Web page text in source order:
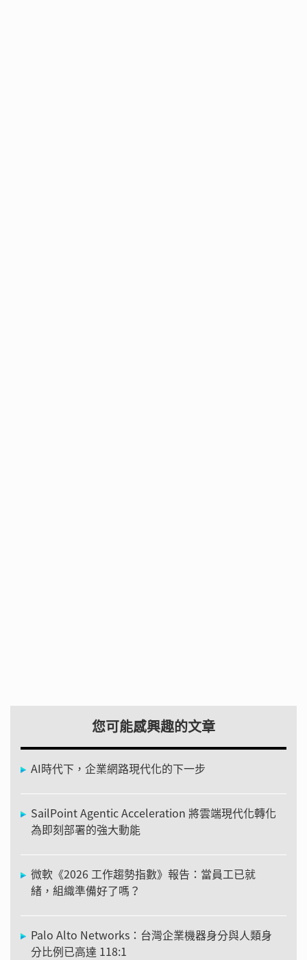
您可能感興趣的文章
AI時代下，企業網路現代化的下一步
SailPoint Agentic Acceleration 將雲端現代化轉化
為即刻部署的強大動能
微軟《2026 工作趨勢指數》報告：當員工已就
緒，組織準備好了嗎？
Palo Alto Networks：台灣企業機器身分與人類身
分比例已高達 118:1